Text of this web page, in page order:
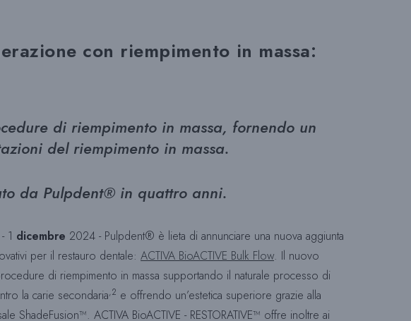
C
E
R
con riempimento in massa:
di riempimento in massa, fornendo un
del riempimento in massa.
da Pulpdent® in quattro anni.
- 1 dicembre 2024 - Pulpdent® è lieta di annunciare una nuova aggiunta
per il restauro dentale: ACTIVA BioACTIVE Bulk Flow. Il nuovo
di riempimento in massa supportando il naturale processo di
la carie secondaria,2 e offrendo un’estetica superiore grazie alla
ShadeFusion™. ACTIVA BioACTIVE - RESTORATIVE™ offre inoltre ai